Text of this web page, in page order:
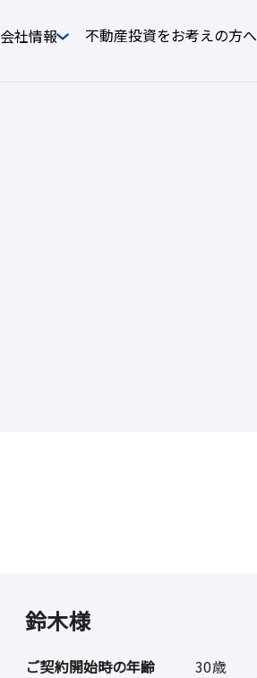
会社情報 不動産投資をお考えの方へ
鈴木様
ご契約開始時の年齢
30歳